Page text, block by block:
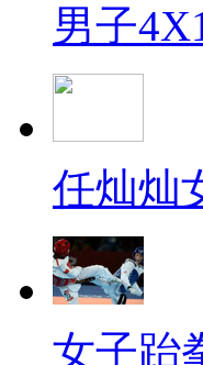
男子
任灿灿
女子跆